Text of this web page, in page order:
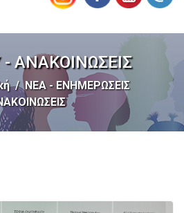
ΑΝΑΚΟΙΝΩΣΕΙΣ
ΝΕΑ - ΕΝΗΜΕΡΩΣΕΙΣ